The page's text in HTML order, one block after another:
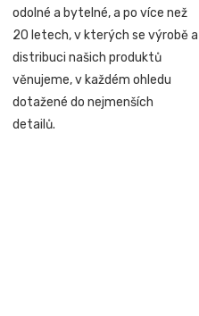
odolné a bytelné, a po více než
20 letech, v kterých se výrobě a
distribuci našich produktů
věnujeme, v každém ohledu
dotažené do nejmenších
detailů.